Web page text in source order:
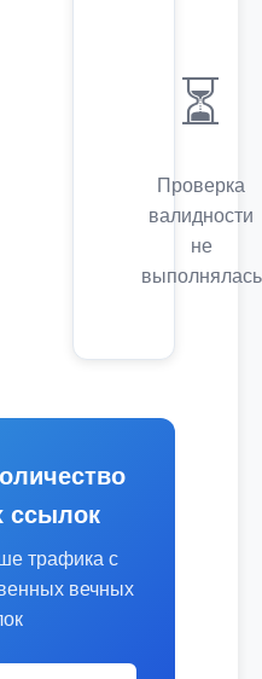
⏳
Проверка
валидности
не
выполнялась
ссылок
трафика с
вечных